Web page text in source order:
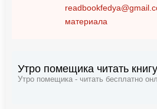
материала
Утро помещика читать
Утро помещика - читать бесплатно